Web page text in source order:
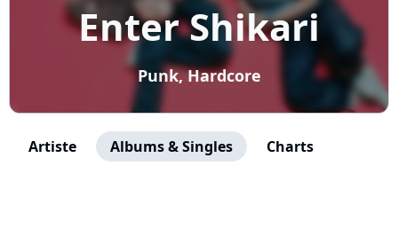
Enter Shikari
Punk, Hardcore
Artiste Albums & Singles Charts